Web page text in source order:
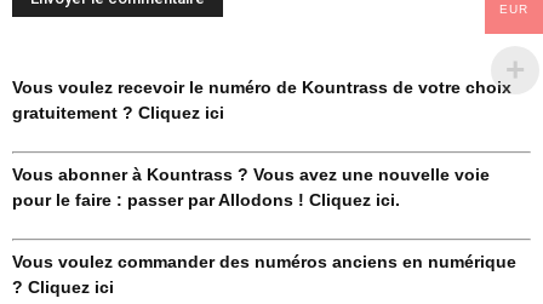
Vous voulez recevoir le numéro de Kountrass de votre choix
gratuitement ? Cliquez ici
Vous abonner à Kountrass ? Vous avez une nouvelle voie
pour le faire : passer par Allodons ! Cliquez ici.
Vous voulez commander des numéros anciens en numérique
? Cliquez ici
EUR